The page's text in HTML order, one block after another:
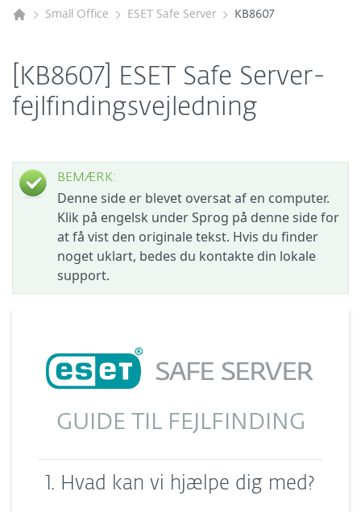
Small Office ESET Safe Server KB8607
[KB8607] ESET Safe Server-
fejlfindingsvejledning
BEMÆRK:
Denne side er blevet oversat af en computer.
Klik på engelsk under Sprog på denne side for
at få vist den originale tekst. Hvis du finder
noget uklart, bedes du kontakte din lokale
support.
GUIDE TIL FEJLFINDING
1. Hvad kan vi hjælpe dig med?